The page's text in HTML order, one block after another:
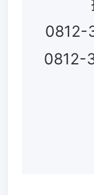
0812-
0812-